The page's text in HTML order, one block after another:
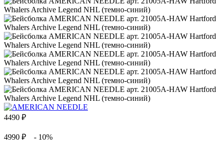
4490 ₽
4990 ₽ - 10%